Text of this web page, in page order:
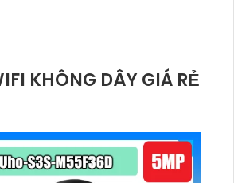
lại độ phân giải cao, lên đến
có thể dễ dàng giám sát qua điện
SMD, giúp bạn có được hình ảnh rõ
mọi tình huống ánh sáng.
KHÔNG DÂY GIÁ RẺ